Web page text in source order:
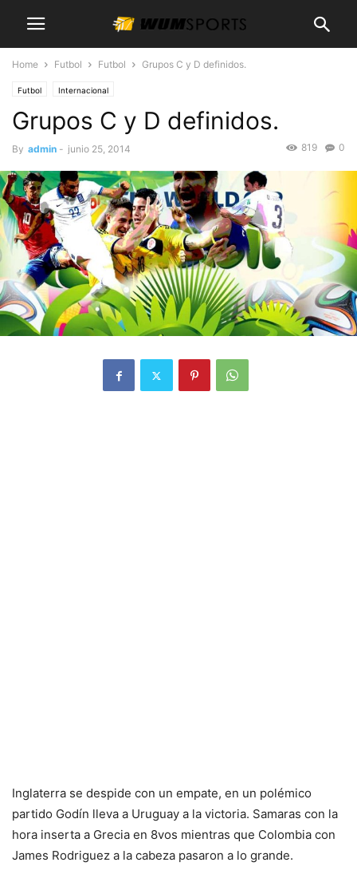
Home Futbol Futbol Grupos C y D definidos.
Futbol Internacional
Grupos C y D definidos.
By admin - junio 25, 2014 0
819
Inglaterra se despide con un empate, en un polémico
partido Godín lleva a Uruguay a la victoria. Samaras con la
hora inserta a Grecia en 8vos mientras que Colombia con
James Rodriguez a la cabeza pasaron a lo grande.